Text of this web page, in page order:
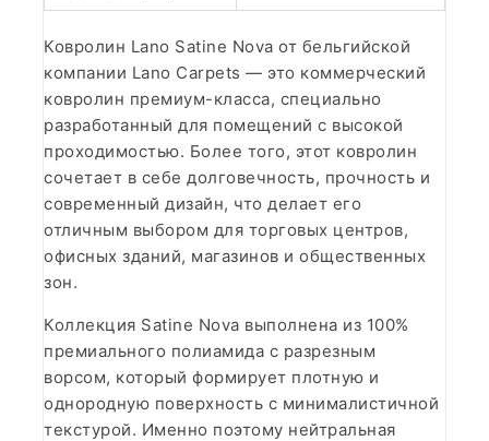
Ковролин Lano Satine Nova от бельгийской
компании Lano Carpets — это коммерческий
ковролин премиум-класса, специально
разработанный для помещений с высокой
проходимостью. Более того, этот ковролин
сочетает в себе долговечность, прочность и
современный дизайн, что делает его
отличным выбором для торговых центров,
офисных зданий, магазинов и общественных
зон.
Коллекция Satine Nova выполнена из 100%
премиального полиамида с разрезным
ворсом, который формирует плотную и
однородную поверхность с минималистичной
текстурой. Именно поэтому нейтральная